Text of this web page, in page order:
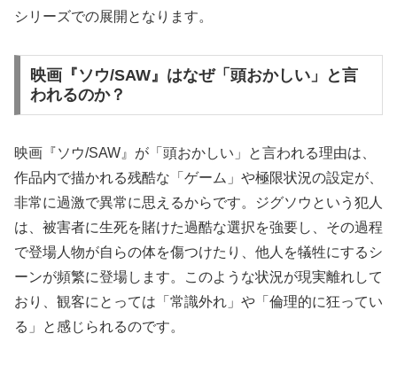
シリーズでの展開となります。
映画『ソウ/SAW』はなぜ「頭おかしい」と言
われるのか？
映画『ソウ/SAW』が「頭おかしい」と言われる理由は、
作品内で描かれる残酷な「ゲーム」や極限状況の設定が、
非常に過激で異常に思えるからです。ジグソウという犯人
は、被害者に生死を賭けた過酷な選択を強要し、その過程
で登場人物が自らの体を傷つけたり、他人を犠牲にするシ
ーンが頻繁に登場します。このような状況が現実離れして
おり、観客にとっては「常識外れ」や「倫理的に狂ってい
る」と感じられるのです。